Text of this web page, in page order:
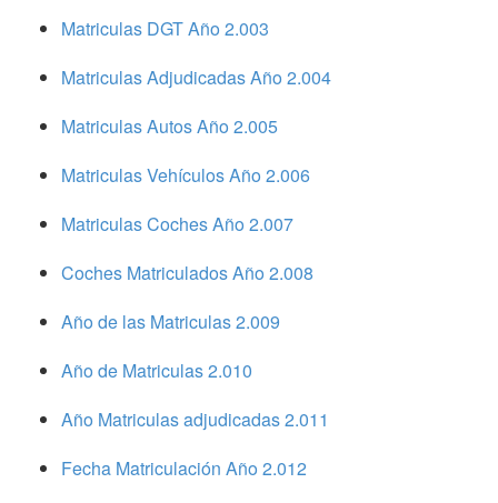
Matriculas DGT Año 2.003
Matriculas Adjudicadas Año 2.004
Matriculas Autos Año 2.005
Matriculas Vehículos Año 2.006
Matriculas Coches Año 2.007
Coches Matriculados Año 2.008
Año de las Matriculas 2.009
Año de Matriculas 2.010
Año Matriculas adjudicadas 2.011
Fecha Matriculación Año 2.012